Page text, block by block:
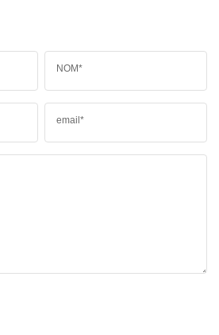
NOM*
email*